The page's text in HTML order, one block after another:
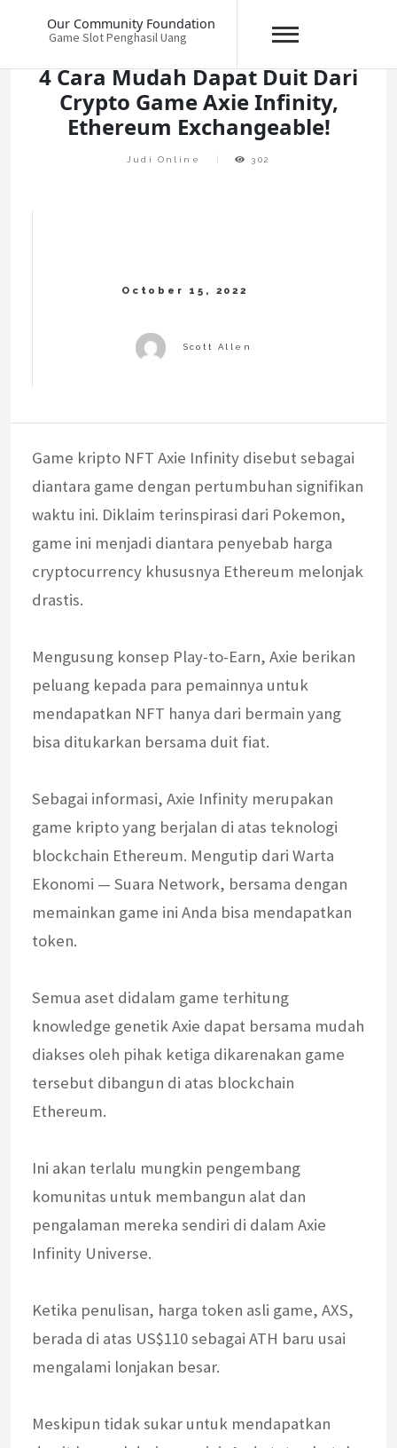
Our Community Foundation
Game Slot Penghasil Uang
4 Cara Mudah Dapat Duit Dari
Crypto Game Axie Infinity,
Ethereum Exchangeable!
Judi Online 302
Game kripto NFT Axie Infinity disebut sebagai
diantara game dengan pertumbuhan signifikan
waktu ini. Diklaim terinspirasi dari Pokemon,
game ini menjadi diantara penyebab harga
cryptocurrency khususnya Ethereum melonjak
drastis.
Mengusung konsep Play-to-Earn, Axie berikan
peluang kepada para pemainnya untuk
mendapatkan NFT hanya dari bermain yang
bisa ditukarkan bersama duit fiat.
Sebagai informasi, Axie Infinity merupakan
game kripto yang berjalan di atas teknologi
blockchain Ethereum. Mengutip dari Warta
Ekonomi — Suara Network, bersama dengan
memainkan game ini Anda bisa mendapatkan
token.
Semua aset didalam game terhitung
knowledge genetik Axie dapat bersama mudah
diakses oleh pihak ketiga dikarenakan game
tersebut dibangun di atas blockchain
Ethereum.
Ini akan terlalu mungkin pengembang
komunitas untuk membangun alat dan
pengalaman mereka sendiri di dalam Axie
Infinity Universe.
Ketika penulisan, harga token asli game, AXS,
berada di atas US$110 sebagai ATH baru usai
mengalami lonjakan besar.
Meskipun tidak sukar untuk mendapatkan